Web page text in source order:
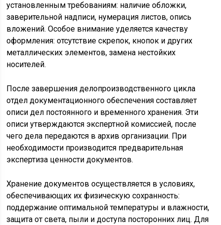
установленным требованиям: наличие обложки,
заверительной надписи, нумерация листов, опись
вложений. Особое внимание уделяется качеству
оформления: отсутствие скрепок, кнопок и других
металлических элементов, замена нестойких
носителей.
После завершения делопроизводственного цикла
отдел документационного обеспечения составляет
описи дел постоянного и временного хранения. Эти
описи утверждаются экспертной комиссией, после
чего дела передаются в архив организации. При
необходимости производится предварительная
экспертиза ценности документов.
Хранение документов осуществляется в условиях,
обеспечивающих их физическую сохранность:
поддержание оптимальной температуры и влажности,
защита от света, пыли и доступа посторонних лиц. Для